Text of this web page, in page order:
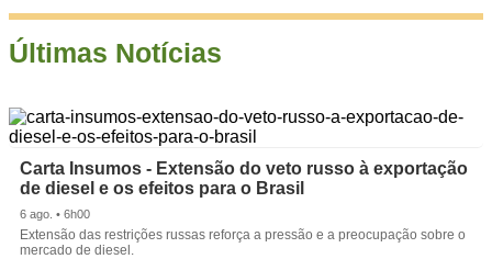
Últimas Notícias
Carta Insumos - Extensão do veto russo à exportação
de diesel e os efeitos para o Brasil
6 ago. • 6h00
Extensão das restrições russas reforça a pressão e a preocupação sobre o
mercado de diesel.